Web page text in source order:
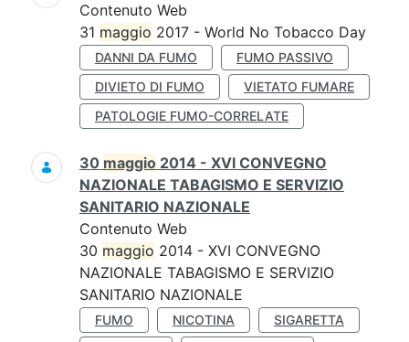
Contenuto Web
31 maggio 2017 - World No Tobacco Day
DANNI DA FUMO
FUMO PASSIVO
DIVIETO DI FUMO
VIETATO FUMARE
PATOLOGIE FUMO-CORRELATE
30 maggio 2014 - XVI CONVEGNO
NAZIONALE TABAGISMO E SERVIZIO
SANITARIO NAZIONALE
Contenuto Web
30 maggio 2014 - XVI CONVEGNO
NAZIONALE TABAGISMO E SERVIZIO
SANITARIO NAZIONALE
FUMO NICOTINA
SIGARETTA